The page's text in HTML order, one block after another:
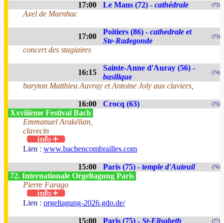
17:00 Le Mans (72) - cathédrale (72)
Axel de Marnhac
17:00
Poitiers (86) - cathedrale et
Ste-Radegonde
(73)
concert des stagiaires
16:15
Sainte-Anne d'Auray (56) -
basilique
(74)
baryton Matthieu Auvray et Antoine Joly aux claviers,
16:00 Crocq (63) (75)
Xxviiième Festival Bach
Emmanuel Arakélian,
clavecin
Lien : www.bachencombrailles.com
15:00 Paris (75) - temple d'Auteuil (76)
72. Internationale Orgeltagung Paris
Pierre Farago
Lien : orgeltagung-2026.gdo.de/
15:00 Paris (75) - St-Elisabeth (77)